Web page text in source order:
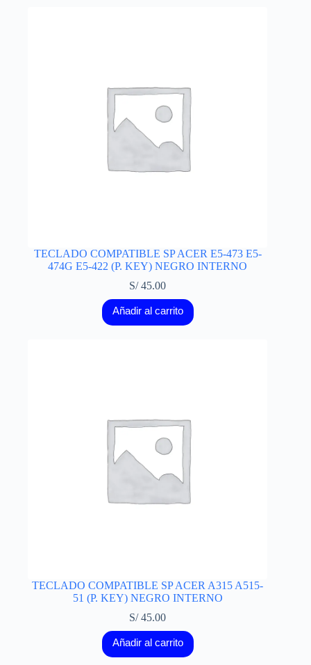
TECLADO COMPATIBLE SP ACER E5-473 E5-
474G E5-422 (P. KEY) NEGRO INTERNO
S/45.00
Añadir al carrito
TECLADO COMPATIBLE SP ACER A315 A515-
51 (P. KEY) NEGRO INTERNO
S/45.00
Añadir al carrito